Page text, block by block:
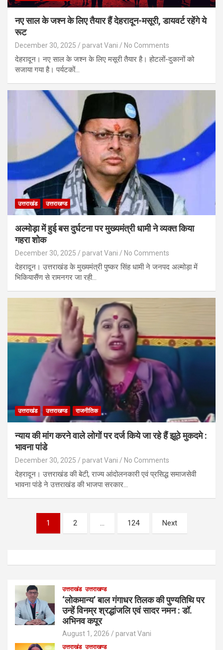
नए साल के जश्न के लिए तैयार हैं देहरादून-मसूरी, डायवर्ट रहेंगे ये
रूट
December 30, 2025 parvat Vani No Comments
देहरादून। नए साल के जश्न के लिए मसूरी तैयार है। होटलों-दुकानों को
सजाया गया है। पर्यटकों…
उत्तराखंड उत्तराखण्ड
अल्मोड़ा में हुई बस दुर्घटना पर मुख्यमंत्री धामी ने व्यक्त किया
गहरा शोक
December 30, 2025 parvat Vani No Comments
देहरादून। उत्तराखंड के मुख्यमंत्री पुष्कर सिंह धामी ने जनपद अल्मोड़ा में
भिकियासैंण से रामनगर जा रही…
उत्तराखंड उत्तराखण्ड राजनीतिक
न्याय की मांग करने वाले लोगों पर दर्ज किये जा रहे हैं झूठे मुकदमे :
भावना पांडे
December 30, 2025 parvat Vani No Comments
देहरादून। उत्तराखंड की बेटी, राज्य आंदोलनकारी एवं प्रसिद्ध समाजसेवी
भावना पांडे ने उत्तराखंड की भाजपा सरकार…
pagination
1 2 … 124 Next
उत्तराखंड उत्तराखण्ड
‘लोकमान्य’ बाल गंगाधर तिलक की पुण्यतिथि पर
उन्हें विनम्र श्रद्धांजलि एवं सादर नमन : डॉ.
अभिनव कपूर
August 1, 2026 parvat Vani
उत्तराखंड उत्तराखण्ड